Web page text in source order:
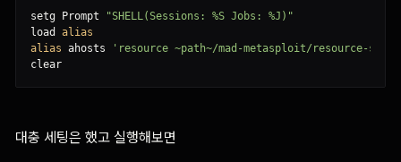
setg Prompt
"SHELL(Sessions: %S Jobs: %J)"
load alias
alias ahosts
'resource ~path~/mad-metasploit/resource-
대충 세팅은 했고 실행해보면